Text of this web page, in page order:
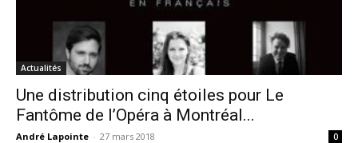
Actualités
Une distribution cinq étoiles pour Le
Fantôme de l’Opéra à Montréal...
André Lapointe - 27 mars 2018 0